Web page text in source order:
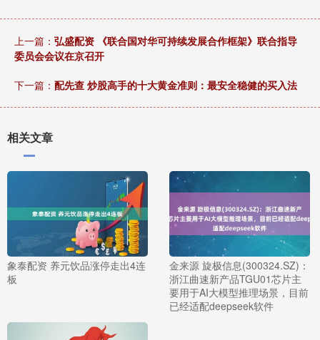
上一篇： 弘盛配资 《联合国对华可持续发展合作框架》联合指导
委员会会议在京召开
下一篇： 配先查 炒股高手的十大黄金准则：最安全稳健的买入法
相关文章
象泰配资 养元饮品涨停走出4连
板
金来源 旋极信息(300324.SZ)：
浙江曲速新产品TGU01芯片主
要用于AI大模型推理场景，目前
已经适配deepseek软件